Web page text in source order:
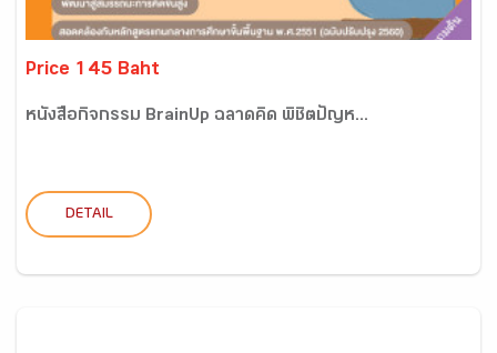
Price 145 Baht
หนังสือกิจกรรม BrainUp ฉลาดคิด พิชิตปัญห...
DETAIL